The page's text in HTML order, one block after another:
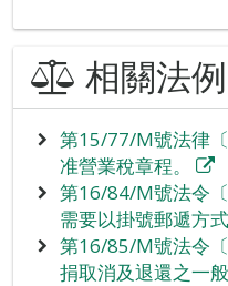
相關法例
第15/77/M號法律
准營業稅章程。
第16/84/M號法令
需要以掛號郵遞方
第16/85/M號法令
捐取消及退還之一般